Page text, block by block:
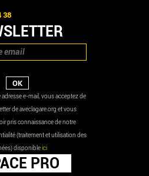
38
e-mail, vous acceptez de
de aveclagare.org et vous
pris connaissance de notre
(traitement et utilisation des
disponibleici
PRO